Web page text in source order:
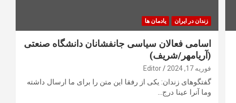
زندان در ایران یادمان ها
اسامی فعالان سیاسی جانفشانان دانشگاه صنعتی
(آریامهر/شریف)
فوریه 17, 2024 Editor
گفتگوهای زندان: یکی از رفقا این متن را برای ما ارسال داشته
وما آنرا عینا درج…